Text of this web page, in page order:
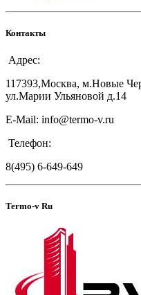
Контакты
Адрес:
117393,Москва, м.Новые
ул.Марии Ульяновой д.14
E-Mail: info@termo-v.ru
Телефон:
8(495) 6-649-649
Termo-v Ru